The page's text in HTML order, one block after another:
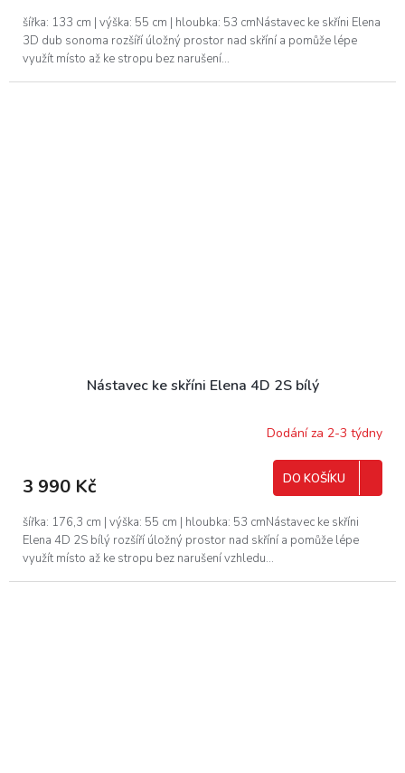
šířka: 133 cm | výška: 55 cm | hloubka: 53 cmNástavec ke skříni Elena
3D dub sonoma rozšíří úložný prostor nad skříní a pomůže lépe
využít místo až ke stropu bez narušení...
Nástavec ke skříni Elena 4D 2S bílý
Dodání za 2-3 týdny
3 990 Kč DO KOŠÍKU
šířka: 176,3 cm | výška: 55 cm | hloubka: 53 cmNástavec ke skříni
Elena 4D 2S bílý rozšíří úložný prostor nad skříní a pomůže lépe
využít místo až ke stropu bez narušení vzhledu...